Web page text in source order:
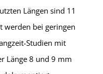
Längen sind 11
werden bei geringen
Studien mit
Länge 8 und 9 mm